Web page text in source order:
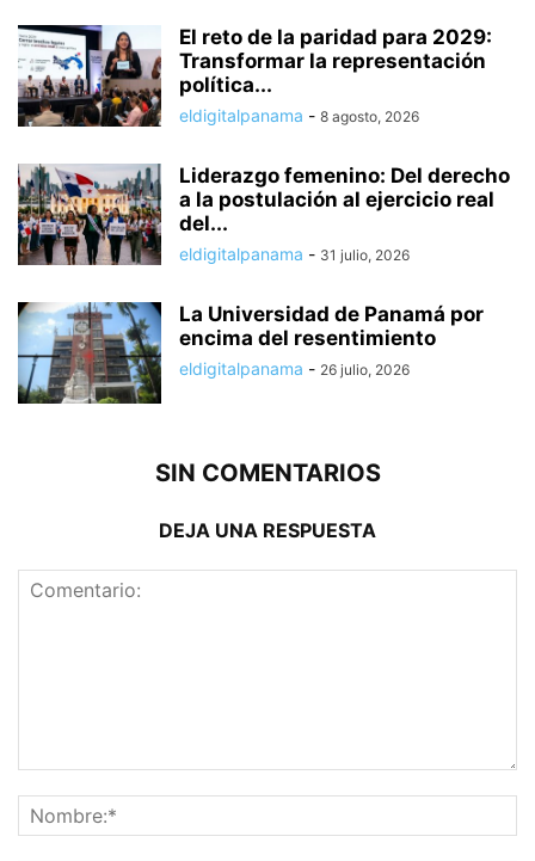
El reto de la paridad para 2029:
Transformar la representación
política...
eldigitalpanama - 8 agosto, 2026
Liderazgo femenino: Del derecho
a la postulación al ejercicio real
del...
eldigitalpanama - 31 julio, 2026
La Universidad de Panamá por
encima del resentimiento
eldigitalpanama - 26 julio, 2026
SIN COMENTARIOS
DEJA UNA RESPUESTA